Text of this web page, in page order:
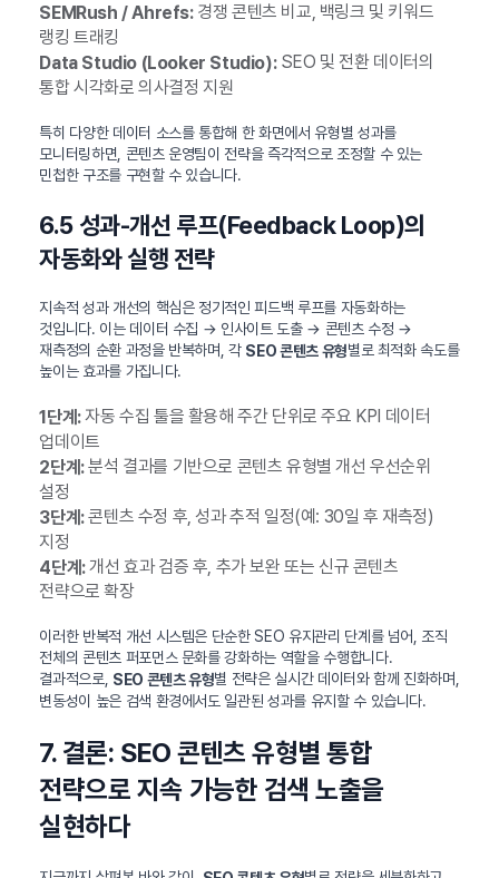
SEMRush / Ahrefs:경쟁 콘텐츠 비교, 백링크 및 키워드
랭킹 트래킹
Data Studio (Looker Studio):SEO 및 전환 데이터의
통합 시각화로 의사결정 지원
특히 다양한 데이터 소스를 통합해 한 화면에서 유형별 성과를
모니터링하면, 콘텐츠 운영팀이 전략을 즉각적으로 조정할 수 있는
민첩한 구조를 구현할 수 있습니다.
6.5 성과-개선 루프(Feedback Loop)의
자동화와 실행 전략
지속적 성과 개선의 핵심은 정기적인 피드백 루프를 자동화하는
것입니다. 이는 데이터 수집 → 인사이트 도출 → 콘텐츠 수정 →
재측정의 순환 과정을 반복하며, 각 SEO 콘텐츠 유형별로 최적화 속도를
높이는 효과를 가집니다.
1단계:자동 수집 툴을 활용해 주간 단위로 주요 KPI 데이터
업데이트
2단계:분석 결과를 기반으로 콘텐츠 유형별 개선 우선순위
설정
3단계:콘텐츠 수정 후, 성과 추적 일정(예: 30일 후 재측정)
지정
4단계:개선 효과 검증 후, 추가 보완 또는 신규 콘텐츠
전략으로 확장
이러한 반복적 개선 시스템은 단순한 SEO 유지관리 단계를 넘어, 조직
전체의 콘텐츠 퍼포먼스 문화를 강화하는 역할을 수행합니다.
결과적으로, SEO 콘텐츠 유형별 전략은 실시간 데이터와 함께 진화하며,
변동성이 높은 검색 환경에서도 일관된 성과를 유지할 수 있습니다.
7. 결론: SEO 콘텐츠 유형별 통합
전략으로 지속 가능한 검색 노출을
실현하다